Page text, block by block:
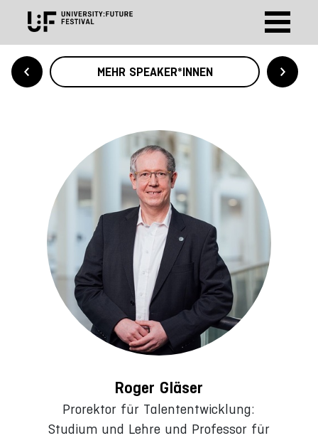
MEHR SPEAKER*INNEN
Roger Gläser
Prorektor für Talententwicklung:
Studium und Lehre und Professor für